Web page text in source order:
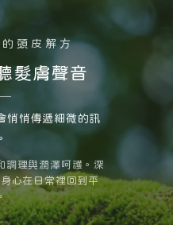
頭皮解方
髮膚聲音
悄悄傳遞細微的訊
調理與潤澤呵護。深
心在日常裡回到平